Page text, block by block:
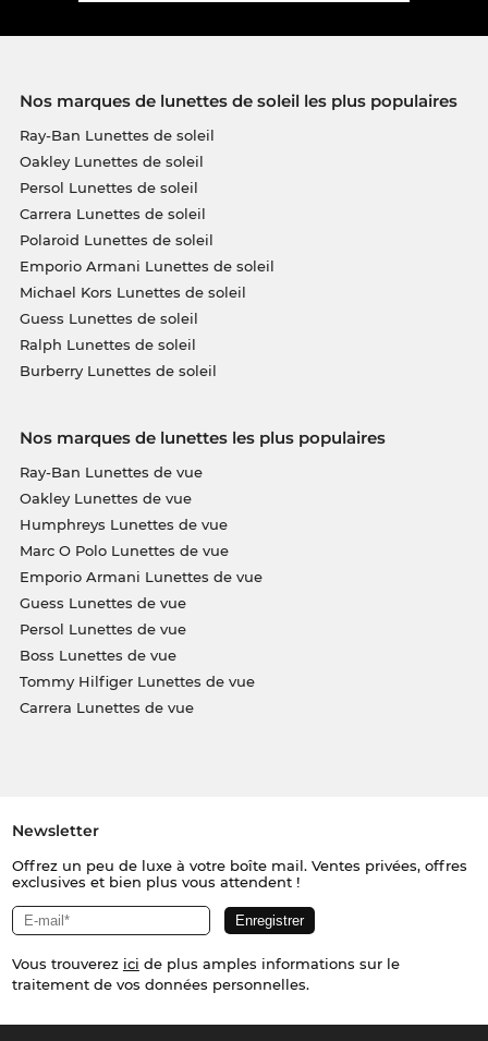
Nos marques de lunettes de soleil les plus populaires
Ray-Ban Lunettes de soleil
Oakley Lunettes de soleil
Persol Lunettes de soleil
Carrera Lunettes de soleil
Polaroid Lunettes de soleil
Emporio Armani Lunettes de soleil
Michael Kors Lunettes de soleil
Guess Lunettes de soleil
Ralph Lunettes de soleil
Burberry Lunettes de soleil
Nos marques de lunettes les plus populaires
Ray-Ban Lunettes de vue
Oakley Lunettes de vue
Humphreys Lunettes de vue
Marc O Polo Lunettes de vue
Emporio Armani Lunettes de vue
Guess Lunettes de vue
Persol Lunettes de vue
Boss Lunettes de vue
Tommy Hilfiger Lunettes de vue
Carrera Lunettes de vue
Newsletter
Offrez un peu de luxe à votre boîte mail. Ventes privées, offres
exclusives et bien plus vous attendent !
Vous trouverez ici de plus amples informations sur le
traitement de vos données personnelles.